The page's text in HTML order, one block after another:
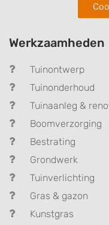
Werkzaamheden
Tuinontwerp
Tuinonderhoud
Tuinaanleg &
Boomverzorging
Bestrating
Grondwerk
Tuinverlichting
Gras & gazon
Kunstgras